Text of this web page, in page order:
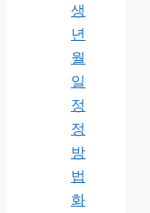
생
년
월
일
정
정
방
법
화